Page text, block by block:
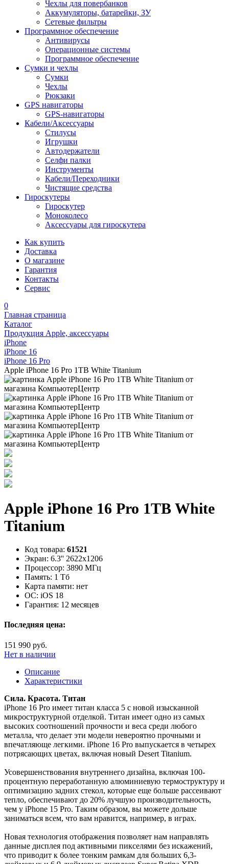
Чехлы для повербанков
Аккумуляторы, батарейки, ЗУ
Сетевые фильтры
Программное обеспечение
Антивирусы
Операционные системы
Программное обеспечение
Сумки и чехлы
Сумки
Чехлы
Рюкзаки
GPS навигаторы
GPS-навигаторы
Кабели/Аксессуары
Стилусы
Игрушки
Автодержатели
Селфи палки
Инструменты
Кабели/Переходники
Чистящие средства
Гироскутеры
Гироскутер
Моноколесо
Аксессуары для гироскутера
Как купить
Доставка
О магазине
Гарантия
Контакты
Сервис
0
Главная страница
Каталог
Продукция Apple, аксессуары
iPhone
iPhone 16
iPhone 16 Pro
Apple iPhone 16 Pro 1TB White Titanium
Apple iPhone 16 Pro 1TB White
Titanium
Код товара: 61521
Экран: 6.3'' 2622x1206
Процессор: 3890 МГц
Память: 1 Тб
Карта памяти: нет
ОС: iOS 18
Гарантия: 12 месяцев
Последняя цена:
151 990 руб.
Нет в наличии
Описание
Характеристики
Сила. Красота. Титан
iPhone 16 Pro имеет титан класса 5 с новой изысканной
микроструктурной отделкой. Титан имеет одно из самых
высоких соотношений прочности и веса среди любого
металла, что делает эти модели невероятно прочными и
впечатляюще легкими. iPhone 16 Pro выпускается в четырех
потрясающих цветах, включая новый Desert Titanium.
Усовершенствования внутреннего дизайна, включая 100-
процентную переработанную алюминиевую термоструктуру и
оптимизацию задних стекол, которые еще больше рассеивают
тепло, обеспечивают до 20% лучшую производительность,
чем у iPhone 15 Pro. Таким образом, вы можете дольше
заниматься всем, что вам нравится, например, в играх.
Новая технология отображения позволяет нам направлять
данные дисплея под активными пикселями без искажений,
что приводит к более тонким рамкам для больших 6,3-